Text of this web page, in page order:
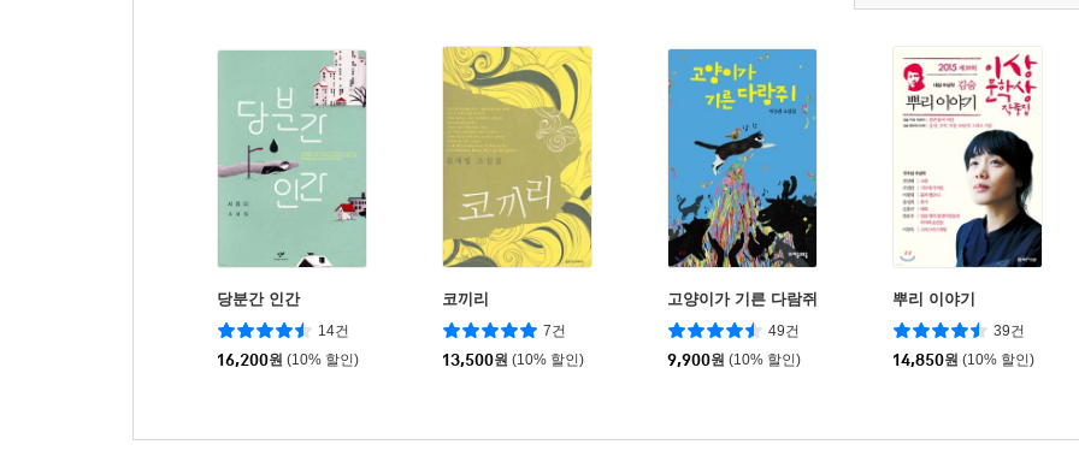
당분간 인간
14건
16,200원 (10% 할인)
코끼리
7건
13,500원 (10% 할인)
고양이가 기른 다람쥐
49건
9,900원 (10% 할인)
뿌리 이야기
39건
14,850원 (10% 할인)